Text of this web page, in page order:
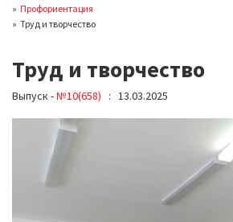
Профориентация
Труд и творчество
Труд и творчество
Выпуск -№10(658) : 13.03.2025